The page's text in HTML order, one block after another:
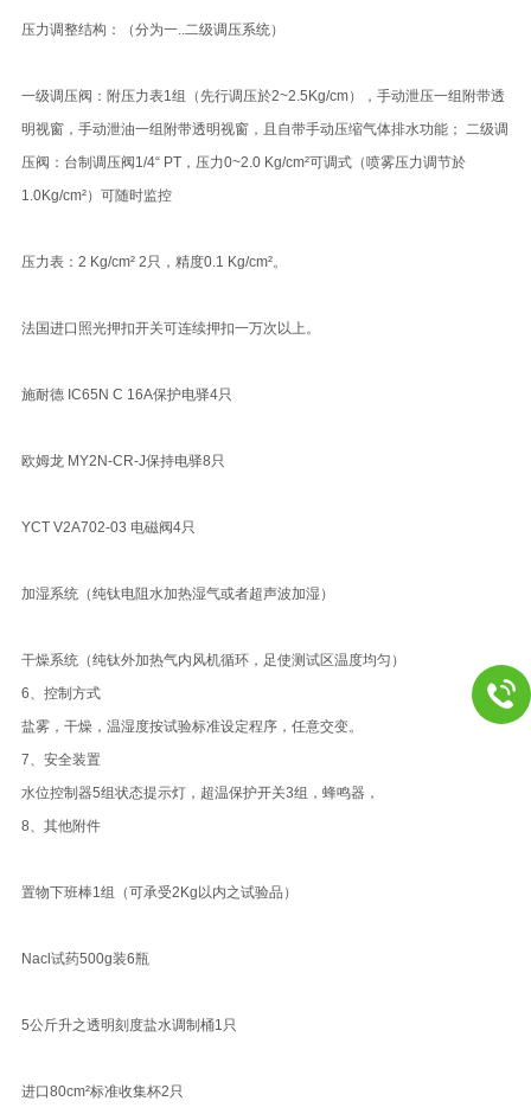
压力调整结构：（分为一..二级调压系统）
一级调压阀：附压力表1组（先行调压於2~2.5Kg/cm），手动泄压一组附带透
明视窗，手动泄油一组附带透明视窗，且自带手动压缩气体排水功能； 二级调
压阀：台制调压阀1/4“ PT，压力0~2.0 Kg/cm²可调式（喷雾压力调节於
1.0Kg/cm²）可随时监控
压力表：2 Kg/cm² 2只，精度0.1 Kg/cm²。
法国进口照光押扣开关可连续押扣一万次以上。
施耐德 IC65N C 16A保护电驿4只
欧姆龙 MY2N-CR-J保持电驿8只
YCT V2A702-03 电磁阀4只
加湿系统（纯钛电阻水加热湿气或者超声波加湿）
干燥系统（纯钛外加热气内风机循环，足使测试区温度均匀）
6、控制方式
盐雾，干燥，温湿度按试验标准设定程序，任意交变。
7、安全装置
水位控制器5组状态提示灯，超温保护开关3组，蜂鸣器，
8、其他附件
置物下班棒1组（可承受2Kg以内之试验品）
Nacl试药500g装6瓶
5公斤升之透明刻度盐水调制桶1只
进口80cm²标准收集杯2只